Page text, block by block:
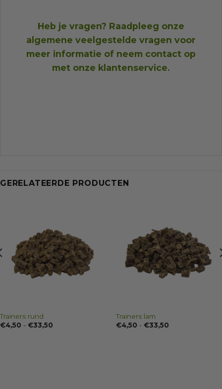
Heb je vragen? Raadpleeg onze
algemene veelgestelde vragen voor
meer informatie of neem contact op
met onze klantenservice.
GERELATEERDE PRODUCTEN
Trainers rund
€4,50 - €33,50Prijsklasse:
Trainers lam
€4,50 - €33,50Prijsklasse: